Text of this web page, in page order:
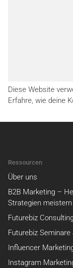
Diese Website
Erfahre, wie deine
Ressourcen
Über uns
B2B Marketing –
Strategien meistern
Futurebiz
Futurebiz Seminare
Influencer
Instagram